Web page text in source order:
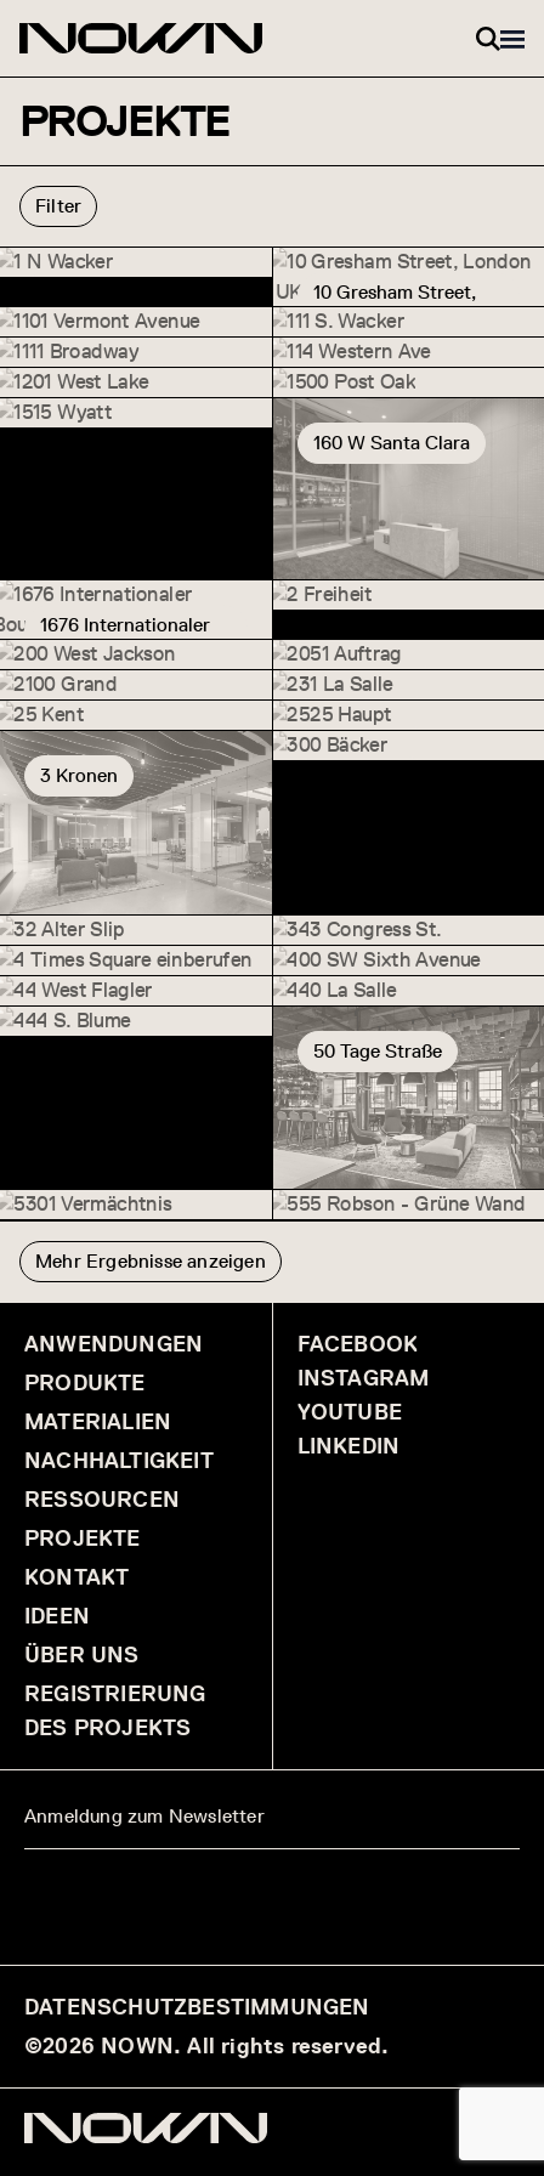
PROJEKTE
Filter
10 Gresham Street,
London (UK).
10 Gresham Street, London
1101 Vermont Avenue
1101 Vermont Avenue 111 S. Wacker
111 S. Wacker
1111 Broadway
1111 Broadway 114 Western Ave
114 Western Ave
1201 West Lake
1201 West Lake 1500 Post Oak
1500 Post Oak
160 W Santa Clara
160 W Santa Clara
1676 Internationaler
Boulevard
1676 Internationaler Boulevard
200 West Jackson
200 West Jackson 2051 Auftrag
2051 Auftrag
2100 Grand
2100 Grand 231 La Salle
231 La Salle
25 Kent
25 Kent 2525 Haupt
2525 Haupt
3 Kronen
3 Kronen
32 Alter Slip
32 Alter Slip 343 Congress St.
343 Congress St.
4 Times Square
einberufen
4 Times Square einberufen 400 SW Sixth Avenue
400 SW Sixth Avenue
44 West Flagler
44 West Flagler 440 La Salle
440 La Salle
50 Tage Straße
50 Tage Straße
Mehr Ergebnisse anzeigen
ANWENDUNGEN
PRODUKTE
MATERIALIEN
NACHHALTIGKEIT
RESSOURCEN
PROJEKTE
KONTAKT
IDEEN
ÜBER UNS
REGISTRIERUNG
DES PROJEKTS
FACEBOOK
INSTAGRAM
YOUTUBE
LINKEDIN
DATENSCHUTZBESTIMMUNGEN
©2026 NOWN. All rights reserved.